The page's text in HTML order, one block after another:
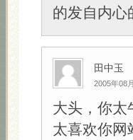
的发自内心
田中玉
2005年08
大头，你太
太喜欢你网